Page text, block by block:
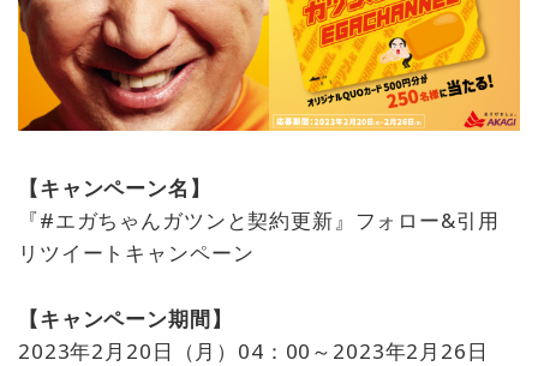
【キャンペーン名】
『#エガちゃんガツンと契約更新』フォロー&引用
リツイートキャンペーン
【キャンペーン期間】
2023年2月20日（月）04：00～2023年2月26日